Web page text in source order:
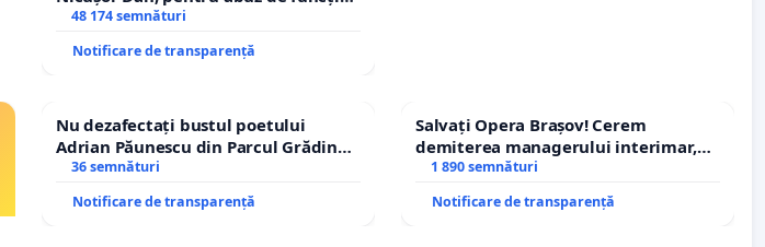
și discreditarea statului
48 174 semnături
Notificare de transparență
Nu dezafectați bustul poetului
Adrian Păunescu din Parcul Grădina
Icoanei! Stop cenzurii culturale!
36 semnături
Notificare de transparență
Salvați Opera Brașov! Cerem
demiterea managerului interimar,
Petrean Lucian-Marius!
1 890 semnături
Notificare de transparență